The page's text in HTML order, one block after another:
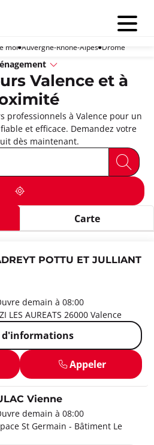
Menu
moi Auvergne-Rhône-Alpes Drôme
Valence et à
professionnels à Valence pour un
et efficace. Demandez votre
dès maintenant.
Carte
POTTU ET JULLIANT
demain à 08:00
AUREATS 26000 Valence
d'informations
Appeler
Vienne
demain à 08:00
St Germain - Bâtiment Le